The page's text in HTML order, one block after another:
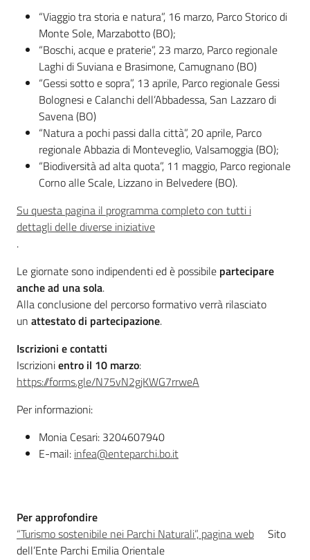
Leggi Atti Bandi
Piani Programmi
Progetti
“Viaggio tra storia e natura”, 16 marzo, Parco Storico di
Monte Sole, Marzabotto (BO);
“Boschi, acque e praterie”, 23 marzo, Parco regionale
Laghi di Suviana e Brasimone, Camugnano (BO)
“Gessi sotto e sopra”, 13 aprile, Parco regionale Gessi
Bolognesi e Calanchi dell’Abbadessa, San Lazzaro di
Savena (BO)
“Natura a pochi passi dalla città”, 20 aprile, Parco
regionale Abbazia di Monteveglio, Valsamoggia (BO);
“Biodiversità ad alta quota”, 11 maggio, Parco regionale
Corno alle Scale, Lizzano in Belvedere (BO).
Su questa pagina il programma completo con tutti i
dettagli delle diverse iniziative
.
Le giornate sono indipendenti ed è possibile partecipare
anche ad una sola.
Alla conclusione del percorso formativo verrà rilasciato
un attestato di partecipazione.
Iscrizioni e contatti
Iscrizionientro il 10 marzo:
https://forms.gle/N75vN2gjKWG7rrweA
Per informazioni:
Monia Cesari: 3204607940
E-mail: infea@enteparchi.bo.it
Per approfondire
“Turismo sostenibile nei Parchi Naturali”, pagina web
Sito
dell’Ente Parchi Emilia Orientale